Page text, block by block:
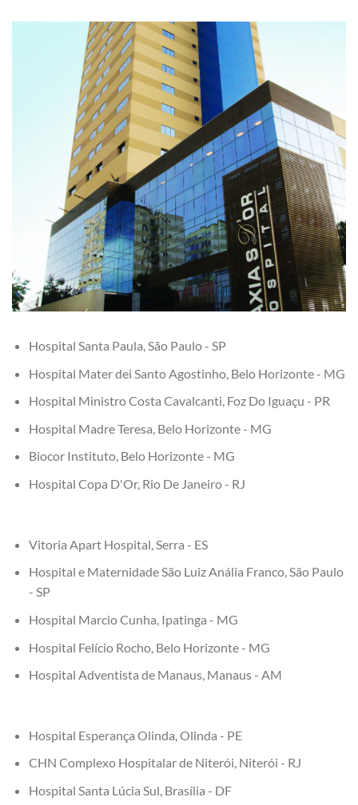
Hospital Santa Paula, São Paulo - SP
Hospital Mater dei Santo Agostinho, Belo Horizonte - MG
Hospital Ministro Costa Cavalcanti, Foz Do Iguaçu - PR
Hospital Madre Teresa, Belo Horizonte - MG
Biocor Instituto, Belo Horizonte - MG
Hospital Copa D'Or, Rio De Janeiro - RJ
Vitoria Apart Hospital, Serra - ES
Hospital e Maternidade São Luiz Anália Franco, São Paulo
- SP
Hospital Marcio Cunha, Ipatinga - MG
Hospital Felício Rocho, Belo Horizonte - MG
Hospital Adventista de Manaus, Manaus - AM
Hospital Esperança Olinda, Olinda - PE
CHN Complexo Hospitalar de Niterói, Niterói - RJ
Hospital Santa Lúcia Sul, Brasília - DF